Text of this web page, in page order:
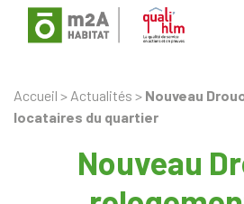
Accueil > Actualités > Nouveau
locataires du quartier
Nouveau